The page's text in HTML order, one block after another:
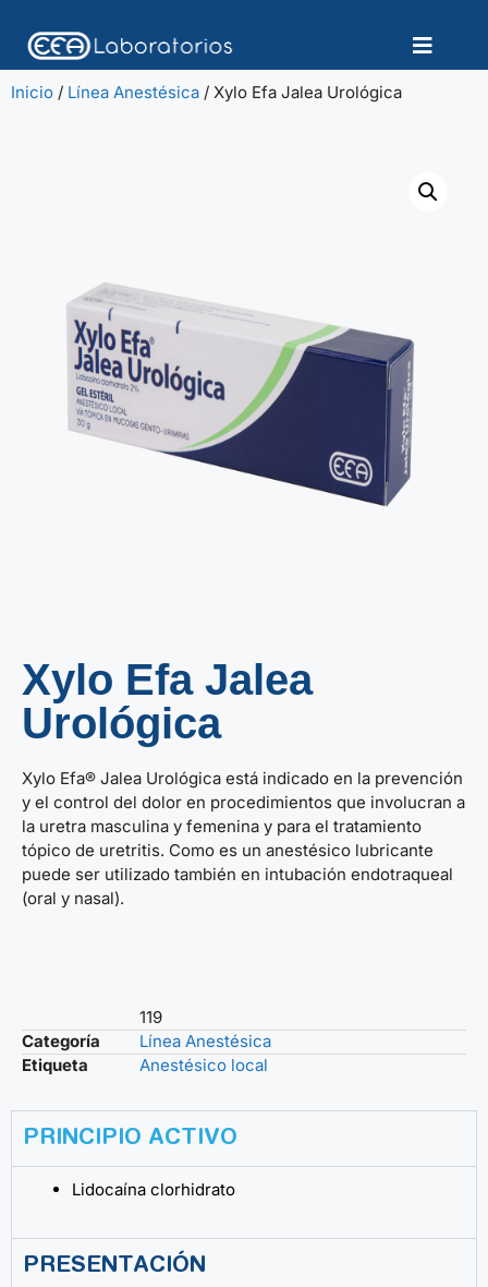
Inicio / Línea Anestésica / Xylo Efa Jalea Urológica
Xylo Efa Jalea
Urológica
Xylo Efa® Jalea Urológica está indicado en la prevención
y el control del dolor en procedimientos que involucran a
la uretra masculina y femenina y para el tratamiento
tópico de uretritis. Como es un anestésico lubricante
puede ser utilizado también en intubación endotraqueal
(oral y nasal).
119
Categoría
Línea Anestésica
Etiqueta
Anestésico local
PRINCIPIO ACTIVO
Lidocaína clorhidrato
PRESENTACIÓN